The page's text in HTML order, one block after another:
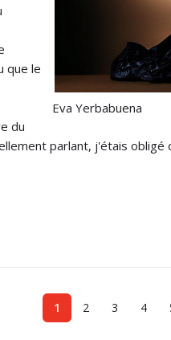
Eva Yerbabuena
que le
du
parlant, j'étais obligé
1 2 3 4